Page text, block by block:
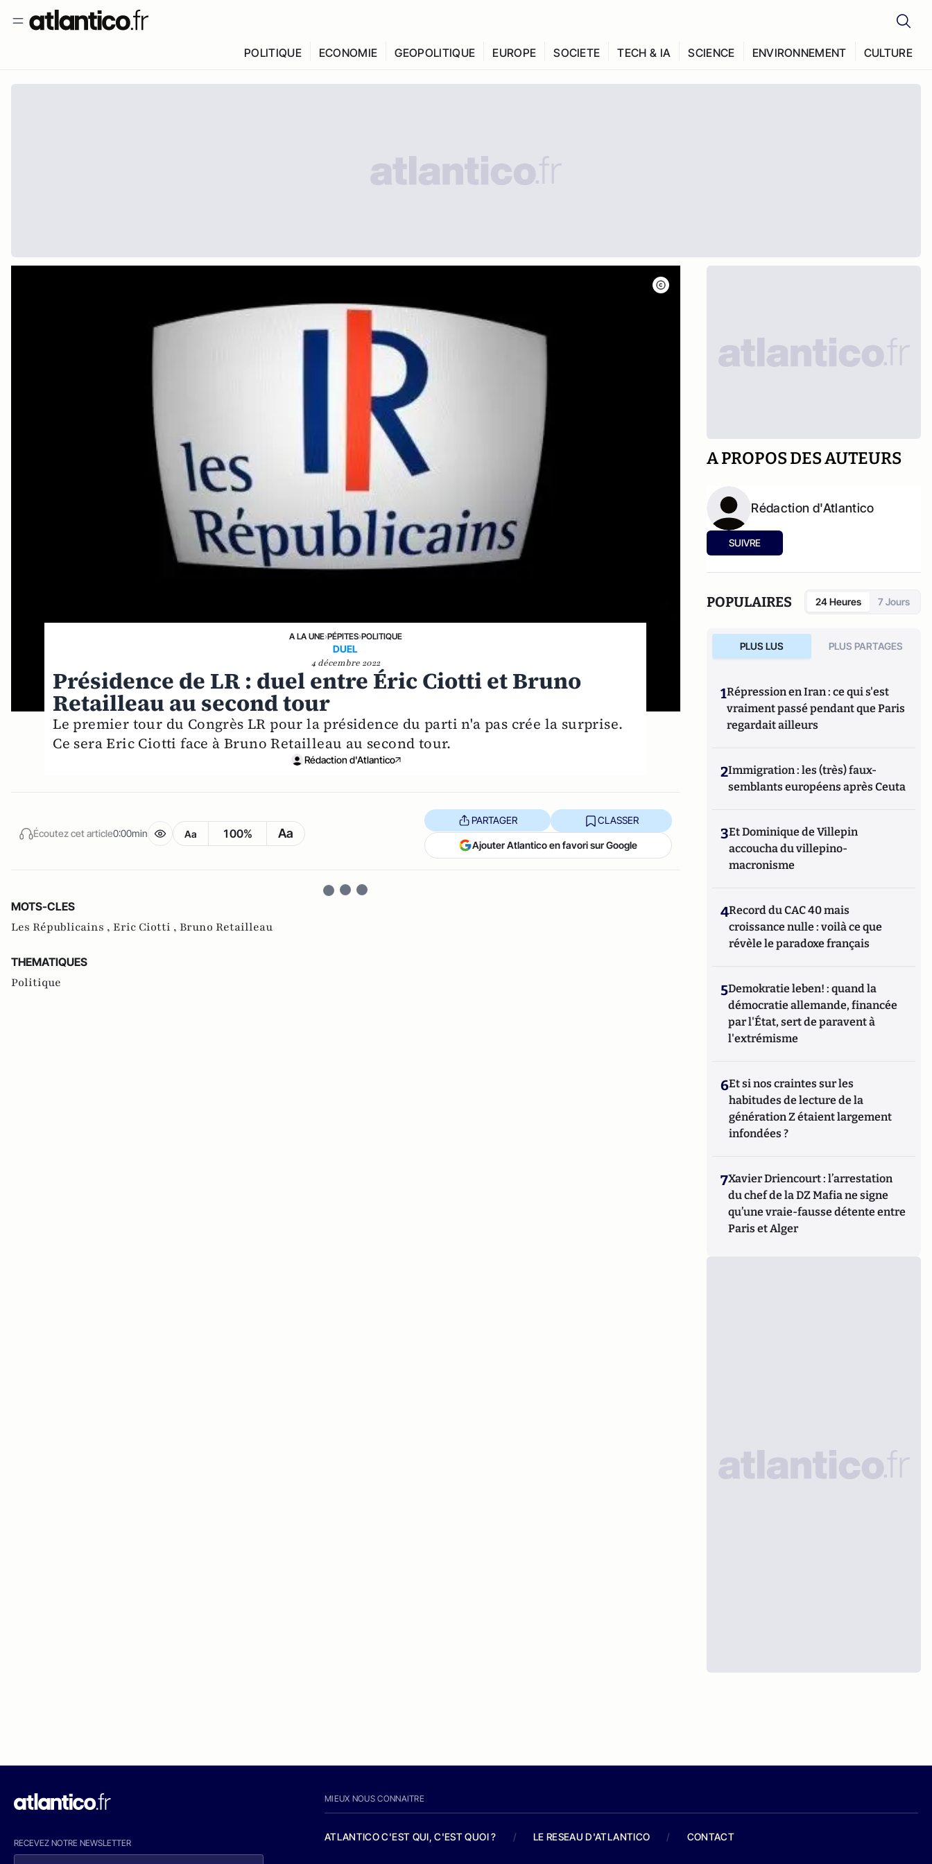
POLITIQUE ECONOMIE GEOPOLITIQUE EUROPE SOCIETE TECH & IA SCIENCE ENVIRONNEMENT CULTURE
A LA UNE›PÉPITES›POLITIQUE
DUEL
4 décembre 2022
Présidence de LR : duel entre Éric Ciotti et Bruno
Retailleau au second tour
Le premier tour du Congrès LR pour la présidence du parti n'a pas crée la surprise.
Ce sera Eric Ciotti face à Bruno Retailleau au second tour.
Rédaction d'Atlantico
Écoutez cet article0:00min Aa 100% Aa
PARTAGER CLASSER
Ajouter Atlantico en favori sur Google
MOTS-CLES
Les Républicains , Eric Ciotti , Bruno Retailleau
THEMATIQUES
Politique
A PROPOS DES AUTEURS
Rédaction d'Atlantico
SUIVRE
POPULAIRES 24 Heures 7 Jours
PLUS LUS PLUS PARTAGES
1Répression en Iran : ce qui s'est
vraiment passé pendant que Paris
regardait ailleurs
2Immigration : les (très) faux-
semblants européens après Ceuta
3Et Dominique de Villepin
accoucha du villepino-
macronisme
4Record du CAC 40 mais
croissance nulle : voilà ce que
révèle le paradoxe français
5Demokratie leben! : quand la
démocratie allemande, financée
par l'État, sert de paravent à
l'extrémisme
6Et si nos craintes sur les
habitudes de lecture de la
génération Z étaient largement
infondées ?
7Xavier Driencourt : l’arrestation
du chef de la DZ Mafia ne signe
qu’une vraie-fausse détente entre
Paris et Alger
RECEVEZ NOTRE NEWSLETTER
MIEUX NOUS CONNAITRE
ATLANTICO C'EST QUI, C'EST QUOI ? / LE RESEAU D'ATLANTICO / CONTACT